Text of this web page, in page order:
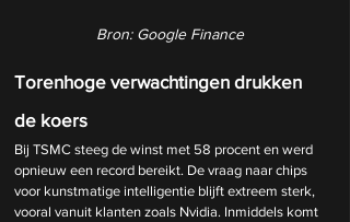
Bron: Google Finance
Torenhoge verwachtingen drukken
de koers
Bij TSMC steeg de winst met 58 procent en werd
opnieuw een record bereikt. De vraag naar chips
voor kunstmatige intelligentie blijft extreem sterk,
vooral vanuit klanten zoals Nvidia. Inmiddels komt